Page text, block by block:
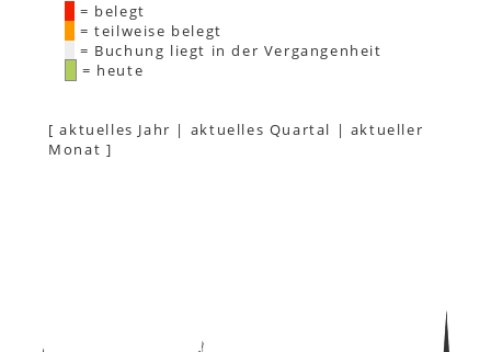
= belegt
= teilweise belegt
= Buchung liegt in der Vergangenheit
= heute
[aktuelles Jahr | aktuelles Quartal | aktueller
Monat ]